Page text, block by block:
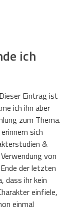
ich
Dieser Eintrag ist
ich ihn aber
zum Thema.
sich
&
von
der letzten
dass ihr kein
einfiele,
einmal